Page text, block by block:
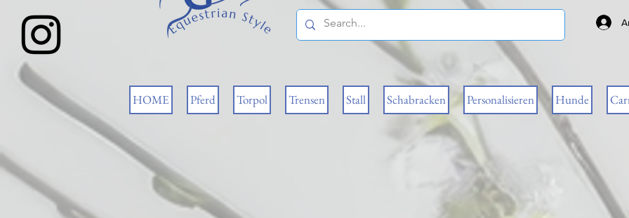
HOME Pferd Torpol Trensen Stall Schabracken Personalisieren Hunde